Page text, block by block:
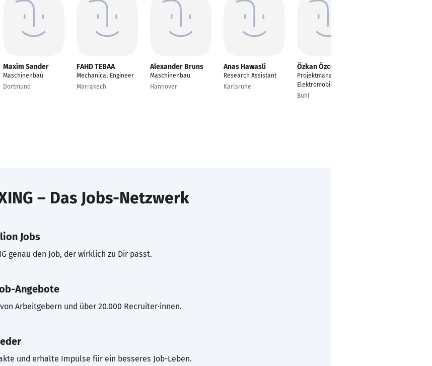
Maxim Sander
Maschinenbau
Dortmund
FAHD TEBAA
Mechanical Engineer
Marrakech
Alexander Bruns
Maschinenbau
Hannover
Anas Hawasli
Research Assistant
Karlsruhe
Özkan Özcelik
Projektmanager
Elektromobilität
Bühl
– Das Jobs-Netzwerk
Jobs
genau den Job, der wirklich zu Dir passt.
Angebote
Arbeitgebern und über 20.000 Recruiter·innen.
und erhalte Impulse für ein besseres Job-Leben.